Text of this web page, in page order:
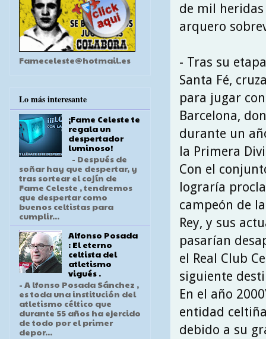
de mil heridas
arquero
- Tras su
Santa Fé,
para jugar
Barcelona,
durante un
la Primera
Con el
lograría
campeón de
Rey, y sus
pasarían
el Real Club
siguiente
En el año
entidad
debido a su
Fameceleste@hotmail.es
Lo más interesante
¡Fame Celeste te
regala un
despertador
luminoso!
- Después de
soñar hay que despertar, y
tras sortear el cojín de
Fame Celeste , tendremos
que despertar como
buenos celtistas para
cumplir...
Alfonso Posada
: El eterno
celtista del
atletismo
vigués .
- A lfonso Posada Sánchez ,
es toda una institución del
atletismo céltico que
durante 55 años ha ejercido
de todo por el primer
depor...